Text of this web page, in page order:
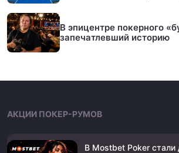
В эпицентре покерного
запечатлевший историю
АКЦИИ ПОКЕР-РУМОВ
В Mostbet Poker